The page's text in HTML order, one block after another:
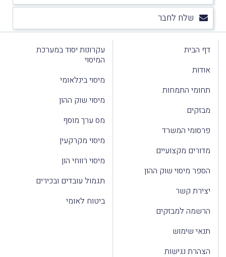
שלח לחבר
דף הבית
אודות
תחומי התמחות
מבזקים
פרסומי המשרד
מדורים מקצועיים
הספר מיסוי שוק ההון
יצירת קשר
הרשמה למבזקים
תנאי שימוש
הצהרת נגישות
עקרונות יסוד במערכת
המיסוי
מיסוי בינלאומי
מיסוי שוק ההון
מס ערך מוסף
מיסוי מקרקעין
מיסוי רווחי הון
תגמול עובדים ובכירים
ביטוח לאומי